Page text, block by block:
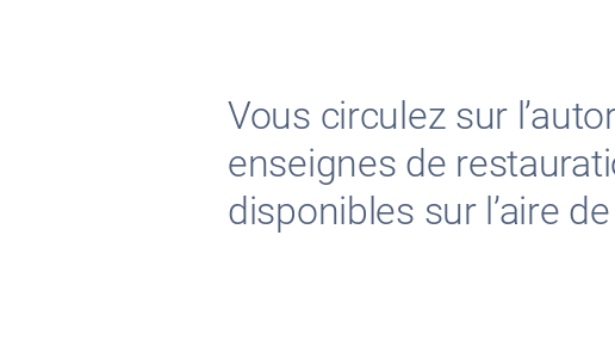
Vous circulez sur
enseignes de
disponibles sur l’aire